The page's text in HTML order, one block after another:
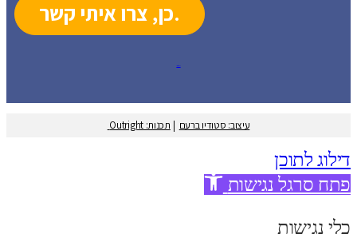
עיצוב: סטודיו ברעם | תכנות: Outright
דילוג לתוכן
פתח סרגל נגישות
כלי נגישות